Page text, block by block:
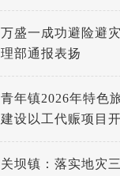
公示
万盛一成功避险避
理部通报表扬
青年镇2026年特色
建设以工代赈项目
关坝镇：落实地灾